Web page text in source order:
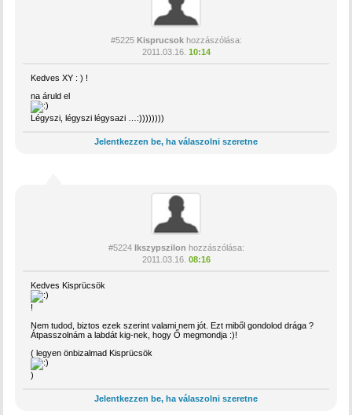
#5225 Kisprucsokhozzászólása:
2011.03.16. 10:14
Kedves XY : ) !
na áruld el
Légyszi, légyszi légysazi …:))))))))
Jelentkezzen be, ha válaszolni szeretne
#5224 Ikszypszilon hozzászólása:
2011.03.16. 08:16
Kedves Kisprücsök
!
Nem tudod, biztos ezek szerint valami nem jót. Ezt miből gondolod drága ?
Átpasszolnám a labdát kig-nek, hogy Ő megmondja :)!
( legyen önbizalmad Kisprücsök
)
Jelentkezzen be, ha válaszolni szeretne